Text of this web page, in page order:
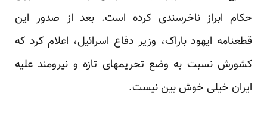
حکام ابراز ناخرسندی کرده است. بعد از صدور این
قطعنامه ایهود باراک، وزیر دفاع اسرائیل، اعلام کرد که
کشورش نسبت به وضع تحریمهای تازه و نیرومند علیه
ایران خیلی خوش بین نیست.